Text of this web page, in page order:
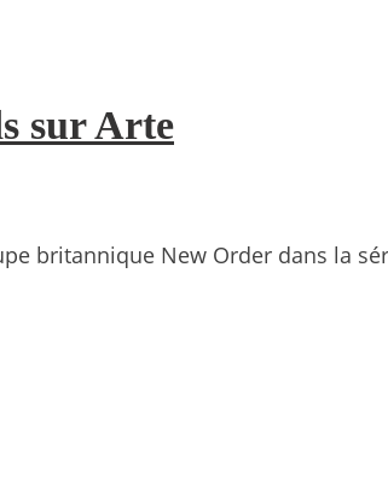
sur Arte
britannique New Order dans la